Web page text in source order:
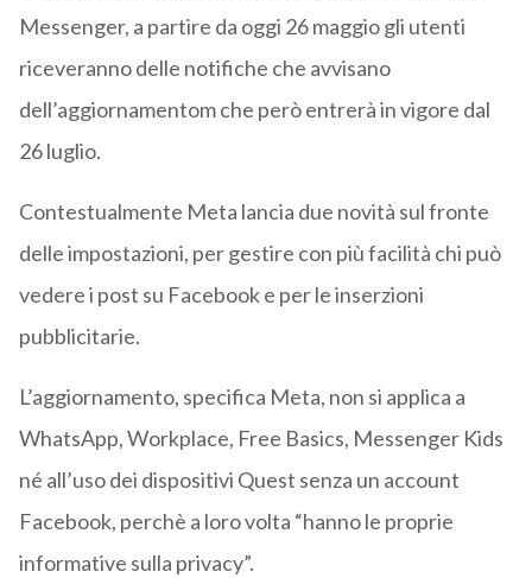
Messenger, a partire da oggi 26 maggio gli utenti
riceveranno delle notifiche che avvisano
dell’aggiornamentom che però entrerà in vigore dal
26 luglio.
Contestualmente Meta lancia due novità sul fronte
delle impostazioni, per gestire con più facilità chi può
vedere i post su Facebook e per le inserzioni
pubblicitarie.
L’aggiornamento, specifica Meta, non si applica a
WhatsApp, Workplace, Free Basics, Messenger Kids
né all’uso dei dispositivi Quest senza un account
Facebook, perchè a loro volta “hanno le proprie
informative sulla privacy”.